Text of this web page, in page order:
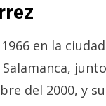
en la
del 2000, y